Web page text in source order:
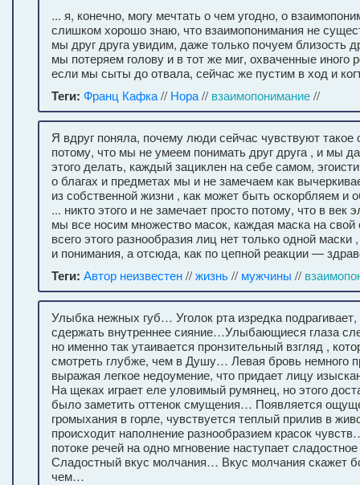
... я, конечно, могу мечтать о чем угодно, о
слишком хорошо знаю, что взаимопонимания не
мы друг друга увидим, даже только почуем близость
мы потеряем голову и в тот же миг, охваченные иного
если мы сыты до отвала, сейчас же пустим в ход и
Теги: Франц Кафка// Нора// взаимопонимание//
Я вдруг поняла, почему люди сейчас чувствуют такое
потому, что мы не умеем понимать друг друга , и мы
этого делать, каждый зациклен на себе самом,
о благах и предметах мы и не замечаем как
из собственной жизни , как может быть оскорбляем и
... никто этого и не замечает просто потому, что в век
мы все носим множество масок, каждая маска на свой
всего этого разнообразия лиц нет только одной маски
и понимания, а отсюда, как по цепной реакции —
Теги: Автор неизвестен//жизнь// мужчины //
Улыбка нежных губ… Уголок рта изредка подрагивает,
сдержать внутреннее сияние…Улыбающиеся глаза
но именно так утаивается пронзительный взгляд ,
смотреть глубже, чем в Душу… Левая бровь немного
выражая легкое недоумение, что придает лицу
На щеках играет еле уловимый румянец, но этого
было заметить оттенок смущения… Появляется
громыхания в горле, чувствуется теплый прилив в
происходит наполнение разнообразием красок
потоке речей на одно мгновение наступает
Сладостный вкус молчания… Вкус молчания
чем…